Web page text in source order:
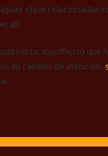
clase relacionadas
manifiesto
en canales de atención: